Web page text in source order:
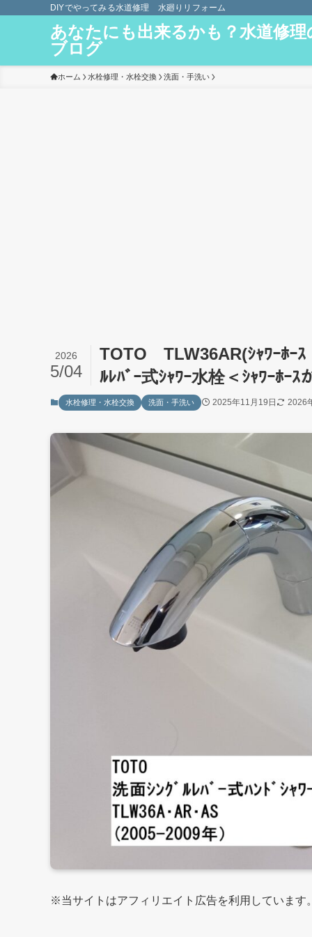
DIYでやってみる水道修理 水廻りリフォーム
あなたにも出来るかも？水道修理
ブログ
ホーム 水栓修理・水栓交換 洗面・手洗い
TOTO TLW36AR(ｼｬﾜｰﾎｰｽ
ﾙﾚﾊﾞｰ式ｼｬﾜｰ水栓＜ｼｬﾜｰﾎｰ
2026
5/04
水栓修理・水栓交換 洗面・手洗い 2025年11月19日 2026
※当サイトはアフィリエイト広告を利用しています